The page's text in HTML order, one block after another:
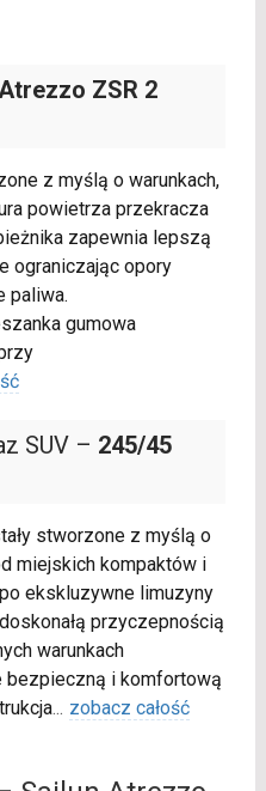
ZSR 2
z myślą o warunkach,
powietrza przekracza
zapewnia lepszą
ograniczając opory
paliwa.
gumowa
SUV – 245/45
stworzone z myślą o
miejskich kompaktów i
ekskluzywne limuzyny
przyczepnością
warunkach
bezpieczną i komfortową
... zobacz całość